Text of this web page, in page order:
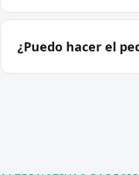
¿Puedo hacer el